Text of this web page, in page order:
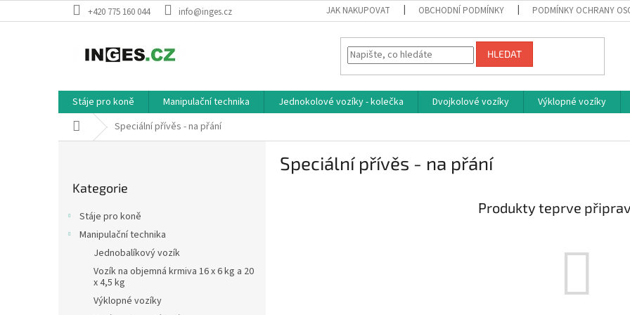
na
+420 775 160 044 info@inges.cz JAK NAKUPOVAT OBCHODNÍ PODMÍNKY PODMÍNKY OCHRANY
HLEDAT
Stáje pro koně Manipulační technika Jednokolové vozíky - kolečka Dvojkolové vozíky Výklopné vozíky
Domů Speciální přívěs - na přání
kategorie
Kategorie
Stáje pro koně
Manipulační technika
Jednobalíkový vozík
Vozík na objemná krmiva 16 x 6 kg a 20
x 4,5 kg
Výklopné vozíky
Speciální přívěs - na přání
Produkty teprve